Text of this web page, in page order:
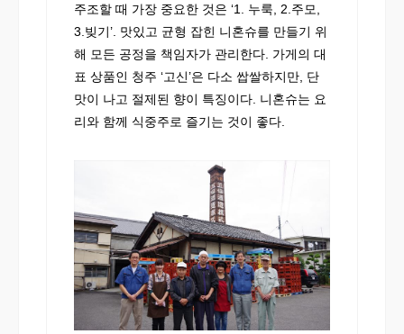
주조할 때 가장 중요한 것은 ‘1. 누룩, 2.주모,
3.빚기’. 맛있고 균형 잡힌 니혼슈를 만들기 위
해 모든 공정을 책임자가 관리한다. 가게의 대
표 상품인 청주 ‘고신’은 다소 쌉쌀하지만, 단
맛이 나고 절제된 향이 특징이다. 니혼슈는 요
리와 함께 식중주로 즐기는 것이 좋다.